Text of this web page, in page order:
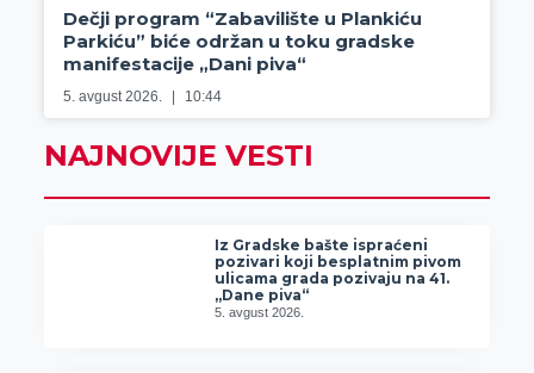
Dečji program “Zabavilište u Plankiću
Parkiću” biće održan u toku gradske
manifestacije „Dani piva“
5. avgust 2026. 10:44
NAJNOVIJE VESTI
Iz Gradske bašte ispraćeni
pozivari koji besplatnim pivom
ulicama grada pozivaju na 41.
„Dane piva“
5. avgust 2026.